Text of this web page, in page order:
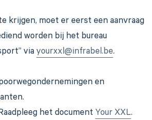
krijgen, moet er eerst een aanvraag
worden bij het bureau
via yourxxl@infrabel.be.
en
het document Your XXL.